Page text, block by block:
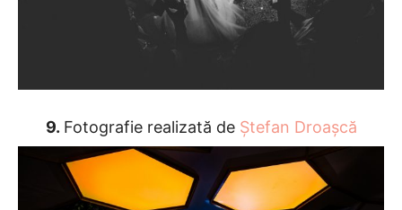
9. Fotografie realizată deȘtefan Droașcă